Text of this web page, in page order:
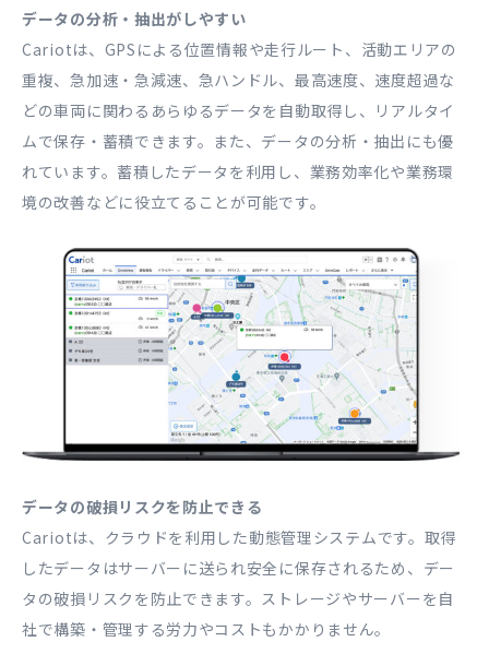
データの分析・抽出がしやすい
Cariotは、GPSによる位置情報や走行ルート、活動エリアの
重複、急加速・急減速、急ハンドル、最高速度、速度超過な
どの車両に関わるあらゆるデータを自動取得し、リアルタイ
ムで保存・蓄積できます。また、データの分析・抽出にも優
れています。蓄積したデータを利用し、業務効率化や業務環
境の改善などに役立てることが可能です。
データの破損リスクを防止できる
Cariotは、クラウドを利用した動態管理システムです。取得
したデータはサーバーに送られ安全に保存されるため、デー
タの破損リスクを防止できます。ストレージやサーバーを自
社で構築・管理する労力やコストもかかりません。